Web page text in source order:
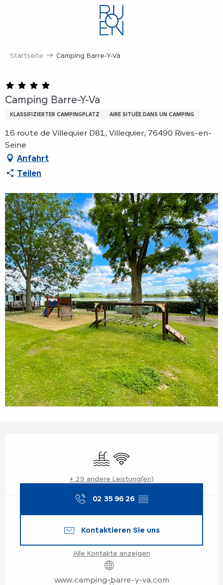
Startseite Camping Barre-Y-Va
Camping Barre-Y-Va
KLASSIFIZIERTER CAMPINGPLATZ AIRE SITUÉE DANS UN CAMPING
16 route de Villequier D81, Villequier, 76490 Rives-en-
Seine
Anfahrt
Teilen
Schwimmbad
Wi-Fi
+ 29 andere Leistung(en)
02 35 96 26 ▒▒
Kontaktieren Sie uns
Alle Kontakte anzeigen
www.camping-barre-y-va.com